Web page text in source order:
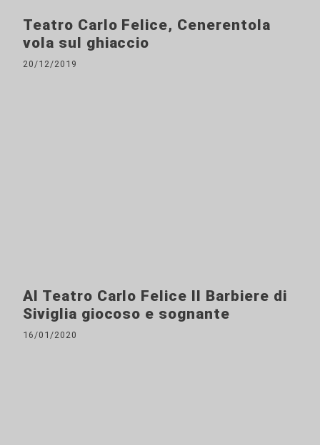
Teatro Carlo Felice, Cenerentola
vola sul ghiaccio
20/12/2019
Al Teatro Carlo Felice Il Barbiere di
Siviglia giocoso e sognante
16/01/2020